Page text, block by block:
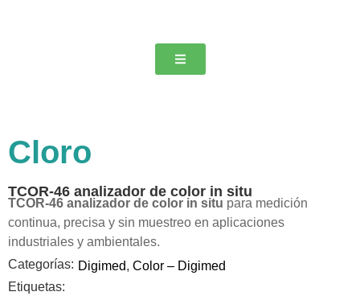
Cloro
TCOR-46 analizador de color in situ
TCOR-46 analizador de color in situ para medición
continua, precisa y sin muestreo en aplicaciones
industriales y ambientales.
Categorías: Digimed, Color – Digimed
Etiquetas: